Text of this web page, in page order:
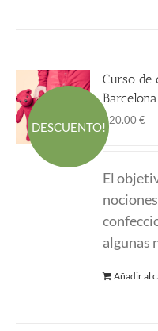
DESCUENTO!
Curso de
220.00€
El
algunas
Añadir al